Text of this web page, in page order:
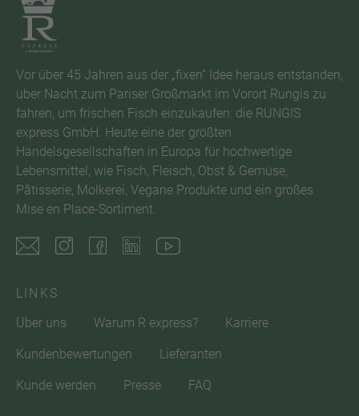
Vor über 45 Jahren aus der „fixen“ Idee heraus entstanden,
über Nacht zum Pariser Großmarkt im Vorort Rungis zu
fahren, um frischen Fisch einzukaufen: die RUNGIS
express GmbH. Heute eine der größten
Handelsgesellschaften in Europa für hochwertige
Lebensmittel, wie Fisch, Fleisch, Obst & Gemüse,
Pâtisserie, Molkerei, Vegane Produkte und ein großes
Mise en Place-Sortiment.
LINKS
Über uns
Warum R express? Karriere
Kundenbewertungen Lieferanten
Kunde werden Presse FAQ